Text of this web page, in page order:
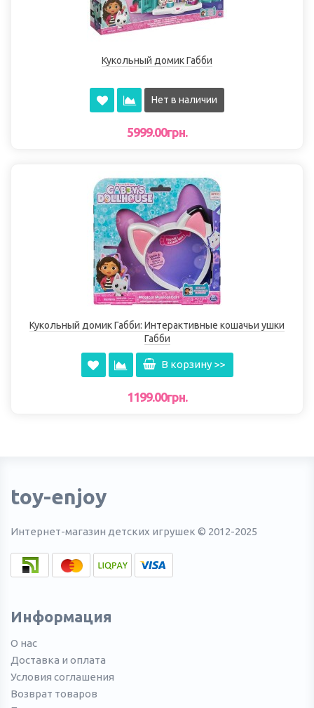
Кукольный домик Габби
Нет в наличии
5999.00грн.
Кукольный домик Габби: Интерактивные кошачьи ушки
Габби
В корзину >>
1199.00грн.
toy-enjoy
Интернет-магазин детских игрушек © 2012-2025
Информация
О нас
Доставка и оплата
Условия соглашения
Возврат товаров